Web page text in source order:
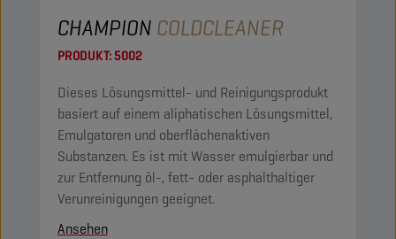
CHAMPION COLDCLEANER
PRODUKT:5002
Dieses Lösungsmittel- und Reinigungsprodukt
basiert auf einem aliphatischen Lösungsmittel,
Emulgatoren und oberflächenaktiven
Substanzen. Es ist mit Wasser emulgierbar und
zur Entfernung öl-, fett- oder asphalthaltiger
Verunreinigungen geeignet.
Ansehen